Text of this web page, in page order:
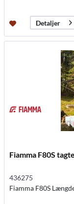
Detaljer
Fiamma F80S
436275
Fiamma F80S